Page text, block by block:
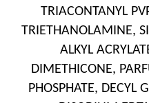
TRIACONTANYL
TRIETHANOLAMINE,
ALKYL
DIMETHICONE,
PHOSPHATE, DECYL